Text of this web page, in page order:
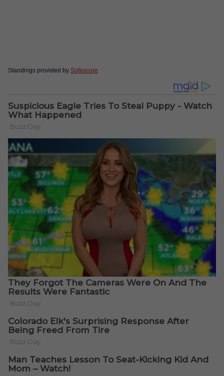
Standings provided by Sofascore